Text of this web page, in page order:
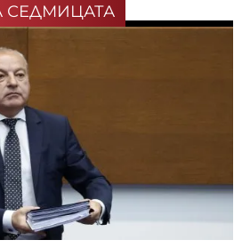
СЕДМИЦАТА